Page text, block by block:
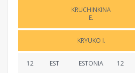
KRUCHINKINA
E.
KRYUKO I.
12 EST ESTONIA 12